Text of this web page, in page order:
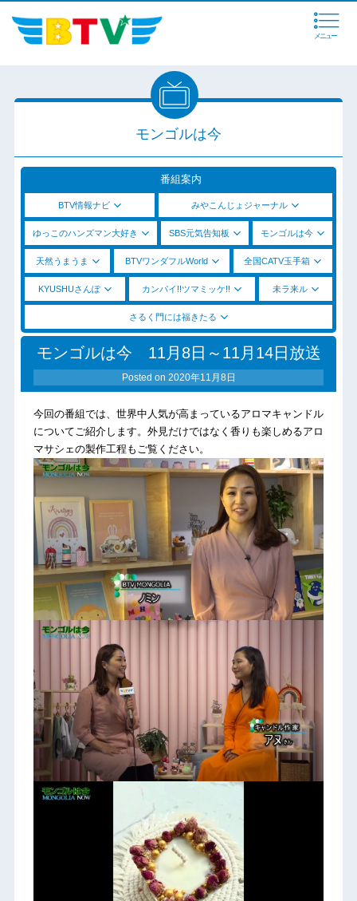
メニュー
モンゴルは今
番組案内
BTV情報ナビ みやこんじょジャーナル
ゆっこのハンズマン大好き SBS元気告知板 モンゴルは今
天然うまうま BTVワンダフルWorld 全国CATV玉手箱
KYUSHUさんぽ カンパイ!!ツマミッケ!! 未ラ来ル
さるく門には福きたる
モンゴルは今 11月8日～11月14日放送
Posted on 2020年11月8日
今回の番組では、世界中人気が高まっているアロマキャンドル
についてご紹介します。外見だけではなく香りも楽しめるアロ
マサシェの製作工程もご覧ください。